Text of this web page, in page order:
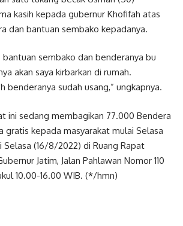
kasih kepada gubernur Khofifah atas
dan bantuan sembako kepadanya.
bantuan sembako dan benderanya bu
akan saya kirbarkan di rumah.
benderanya sudah usang,” ungkapnya.
ini sedang membagikan 77.000 Bendera
gratis kepada masyarakat mulai Selasa
(16/8/2022) di Ruang Rapat
Jatim, Jalan Pahlawan Nomor 110
10.00-16.00 WIB. (*/hmn)